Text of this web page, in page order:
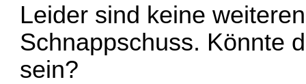
Leider sind keine
Schnappschuss. Könnte
sein?